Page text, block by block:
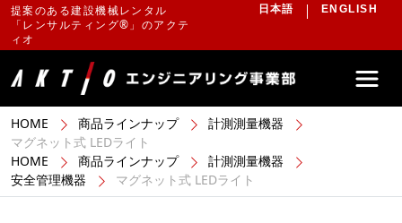
提案のある建設機械レンタル
「レンサルティング®」のアクテ
ィオ
日本語 ENGLISH
HOME 商品ラインナップ
計測測量機器
マグネット式 LEDライト
HOME
商品ラインナップ
計測測量機器
安全管理機器
マグネット式 LEDライト